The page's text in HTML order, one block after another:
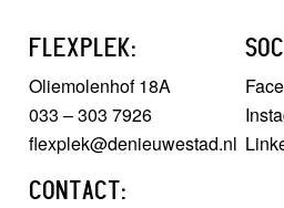
FLEXPLEK:
Oliemolenhof 18A
033 – 303 7926
flexplek@denieuwestad.nl
CONTACT: